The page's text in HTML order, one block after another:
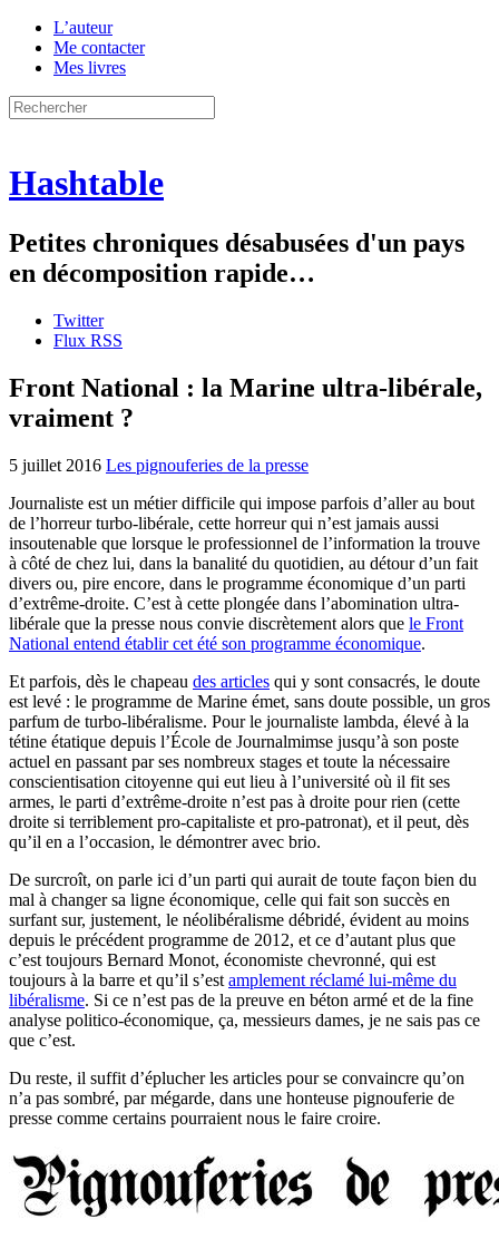
L’auteur
Me contacter
Mes livres
Hashtable
Petites chroniques désabusées d'un pays
en décomposition rapide…
Twitter
Flux RSS
Front National : la Marine ultra-libérale,
vraiment ?
5 juillet 2016 Les pignouferies de la presse
Journaliste est un métier difficile qui impose parfois d’aller au bout
de l’horreur turbo-libérale, cette horreur qui n’est jamais aussi
insoutenable que lorsque le professionnel de l’information la trouve
à côté de chez lui, dans la banalité du quotidien, au détour d’un fait
divers ou, pire encore, dans le programme économique d’un parti
d’extrême-droite. C’est à cette plongée dans l’abomination ultra-
libérale que la presse nous convie discrètement alors que le Front
National entend établir cet été son programme économique.
Et parfois, dès le chapeau des articles qui y sont consacrés, le doute
est levé : le programme de Marine émet, sans doute possible, un gros
parfum de turbo-libéralisme. Pour le journaliste lambda, élevé à la
tétine étatique depuis l’École de Journalmimse jusqu’à son poste
actuel en passant par ses nombreux stages et toute la nécessaire
conscientisation citoyenne qui eut lieu à l’université où il fit ses
armes, le parti d’extrême-droite n’est pas à droite pour rien (cette
droite si terriblement pro-capitaliste et pro-patronat), et il peut, dès
qu’il en a l’occasion, le démontrer avec brio.
De surcroît, on parle ici d’un parti qui aurait de toute façon bien du
mal à changer sa ligne économique, celle qui fait son succès en
surfant sur, justement, le néolibéralisme débridé, évident au moins
depuis le précédent programme de 2012, et ce d’autant plus que
c’est toujours Bernard Monot, économiste chevronné, qui est
toujours à la barre et qu’il s’est amplement réclamé lui-même du
libéralisme. Si ce n’est pas de la preuve en béton armé et de la fine
analyse politico-économique, ça, messieurs dames, je ne sais pas ce
que c’est.
Du reste, il suffit d’éplucher les articles pour se convaincre qu’on
n’a pas sombré, par mégarde, dans une honteuse pignouferie de
presse comme certains pourraient nous le faire croire.